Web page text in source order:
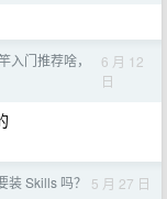
入门推荐啥，
6 月 12
日
Skills 吗？ 5 月 27 日